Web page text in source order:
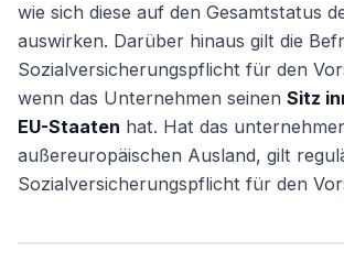
wie sich diese auf den Gesamtstatus
auswirken. Darüber hinaus gilt die
Sozialversicherungspflicht für den
wenn das Unternehmen seinen Sitz
EU-Staaten hat. Hat das
außereuropäischen Ausland, gilt
Sozialversicherungspflicht für den